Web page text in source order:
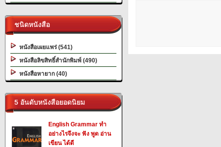
ชนิดหนังสือ
หนังสือเผยแพร่ (541)
หนังสือลิขสิทธิ์สำนักพิมพ์ (490)
หนังสือหายาก (40)
5 อันดับหนังสือยอดนิยม
English Grammar ทำ
อย่างไรจึงจะ ฟัง พูด อ่าน
เขียน ได้ดี